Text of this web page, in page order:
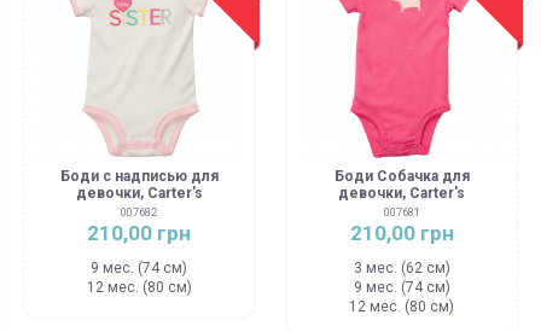
Боди с надписью для
девочки, Carter's
007682
210,00 грн
9 мес. (74 см)
12 мес. (80 см)
Боди Собачка для
девочки, Carter's
007681
210,00 грн
3 мес. (62 см)
9 мес. (74 см)
12 мес. (80 см)